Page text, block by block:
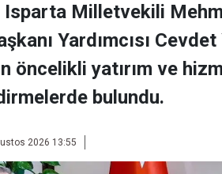
Milletvekili
Yardımcısı
öncelikli yatırım ve
bulundu.
2026 13:55